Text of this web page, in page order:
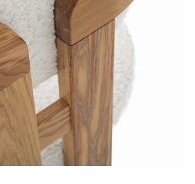
согласие на сбор, обработку
и хранение
в личном кабинете
СОХРАНИТЬ
согласие на сбор, обработку
и хранение